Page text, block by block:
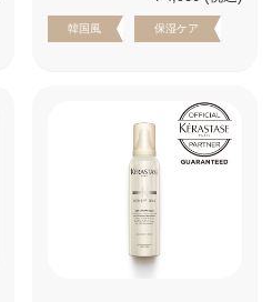
韓国風 保湿ケア